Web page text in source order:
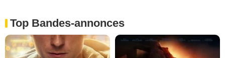
Top Bandes-annonces